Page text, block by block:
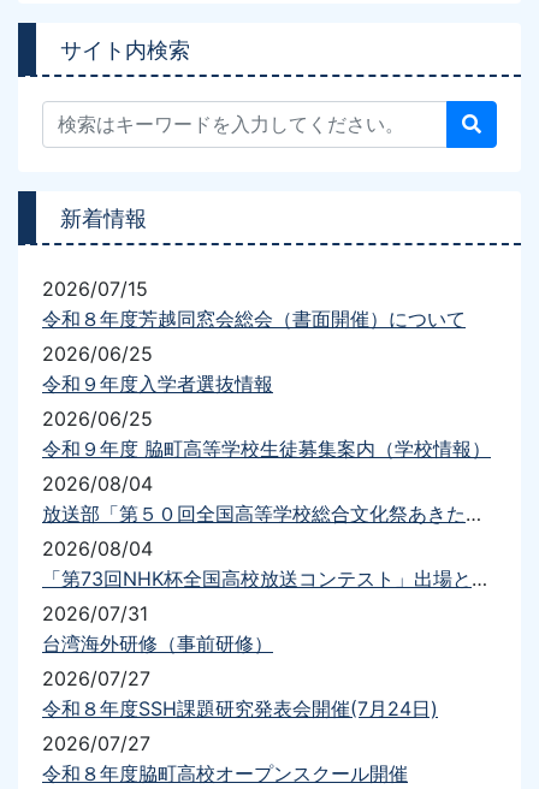
サイト内検索
新着情報
2026/07/15
令和８年度芳越同窓会総会（書面開催）について
2026/06/25
令和９年度入学者選抜情報
2026/06/25
令和９年度 脇町高等学校生徒募集案内（学校情報）
2026/08/04
放送部「第５０回全国高等学校総合文化祭あきた総文2026放送部門」出場について
2026/08/04
「第73回NHK杯全国高校放送コンテスト」出場と結果について
2026/07/31
台湾海外研修（事前研修）
2026/07/27
令和８年度SSH課題研究発表会開催(7月24日)
2026/07/27
令和８年度脇町高校オープンスクール開催